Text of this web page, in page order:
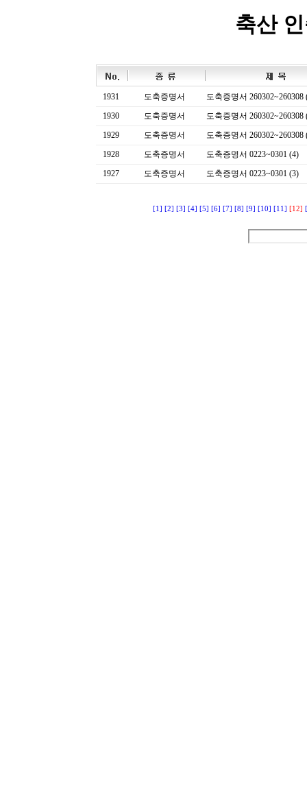
축산
1931 도축증명서
도축증명서 260302~260308
1930
도축증명서
도축증명서 260302~260308
1929
도축증명서
도축증명서 260302~260308
1928
도축증명서
도축증명서 0223~0301 (4)
1927
도축증명서 도축증명서 0223~0301 (3)
[1] [2] [3] [4] [5] [6] [7] [8] [9] [10] [11] [12]